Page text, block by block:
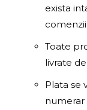
exista
Toate
livrate
Plata se
numerar